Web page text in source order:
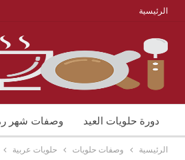
الرئيسية
دورة حلويات العيد وصفات شهر
منوعات شوربات وصفات الرئيسية وصفات حلويات حلويات عربية